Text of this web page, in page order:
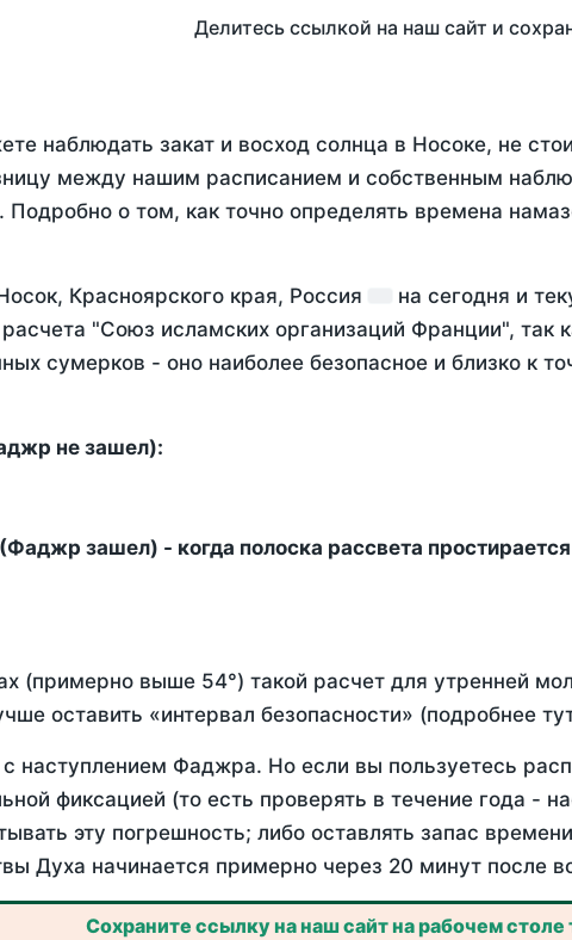
Делитесь ссылкой на наш сайт и
наблюдать закат и восход солнца в Носоке, не
между нашим расписанием и собственным
Подробно о том, как точно определять времена
Красноярского края, Россия на сегодня и
"Союз исламских организаций Франции",
сумерков - оно наиболее безопасное и близко к
не зашел):
зашел) - когда полоска рассвета
(примерно выше 54°) такой расчет для утренней
оставить «интервал безопасности» (подробнее
наступлением Фаджра. Но если вы пользуетесь
фиксацией (то есть проверять в течение года -
эту погрешность; либо оставлять запас
Духа начинается примерно через 20 минут после
Сохраните ссылку на наш сайт на рабочем